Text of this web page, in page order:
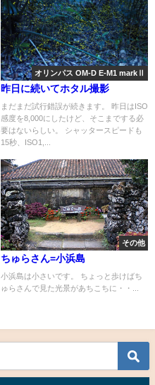
オリンパス OM-D E-M1 markⅡ
昨日に続いてホタル撮影
まだまだ試行錯誤が続きます。 昨日はISO
感度を8,000にしたけど、そこまでする必
要はないらしい。 シャッタースピードも
15秒、ISO1,...
その他
ちゅらさん=小浜島
小浜島は小さいです。 ちょっと歩けばち
ゅらさんで見た光景があちこちに・・...